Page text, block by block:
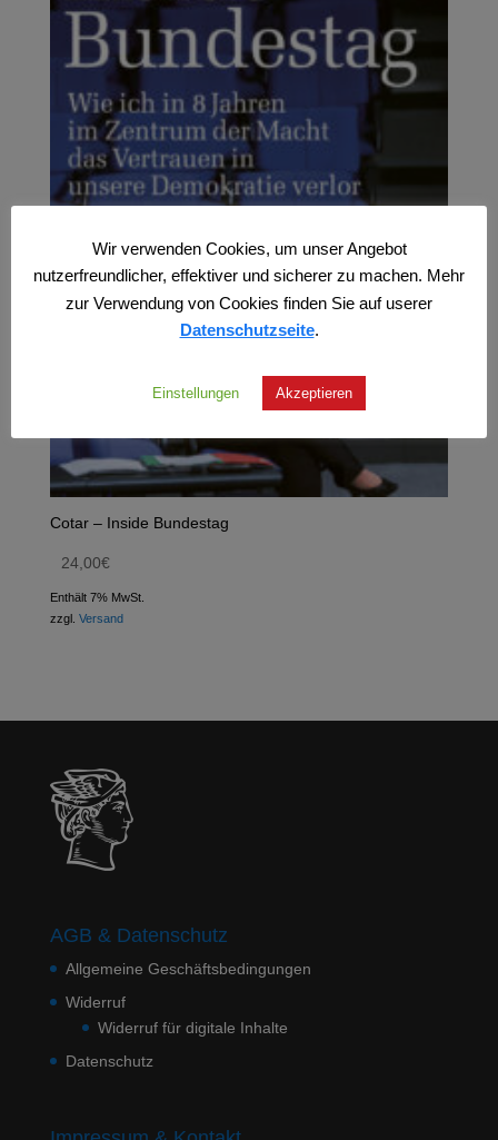
Cotar – Inside Bundestag
24,00€
Enthält 7% MwSt.
zzgl. Versand
AGB & Datenschutz
Allgemeine Geschäftsbedingungen
Widerruf
Widerruf für digitale Inhalte
Datenschutz
Wir verwenden Cookies, um unser Angebot
nutzerfreundlicher, effektiver und sicherer zu machen. Mehr
zur Verwendung von Cookies finden Sie auf userer
Datenschutzseite.
Einstellungen Akzeptieren